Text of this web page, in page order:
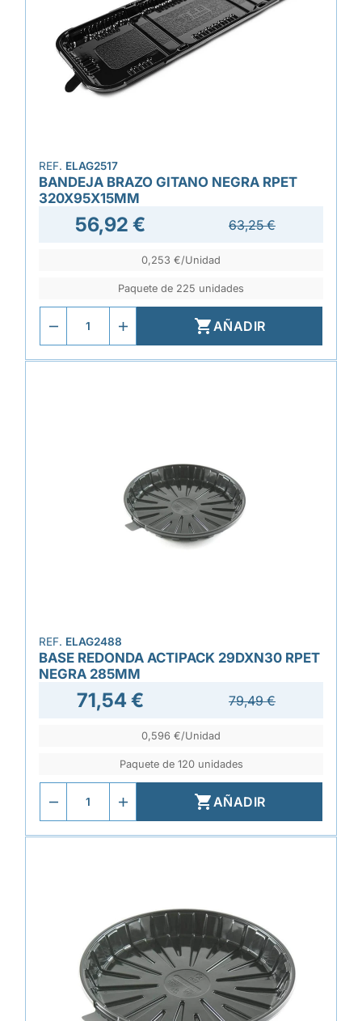
REF. ELAG2517
BANDEJA BRAZO GITANO NEGRA RPET
320X95X15MM
56,92 € 63,25 €
0,253 €/Unidad
Paquete de 225 unidades
AÑADIR
REF. ELAG2488
BASE REDONDA ACTIPACK 29DXN30 RPET
NEGRA 285MM
71,54 € 79,49 €
0,596 €/Unidad
Paquete de 120 unidades
AÑADIR